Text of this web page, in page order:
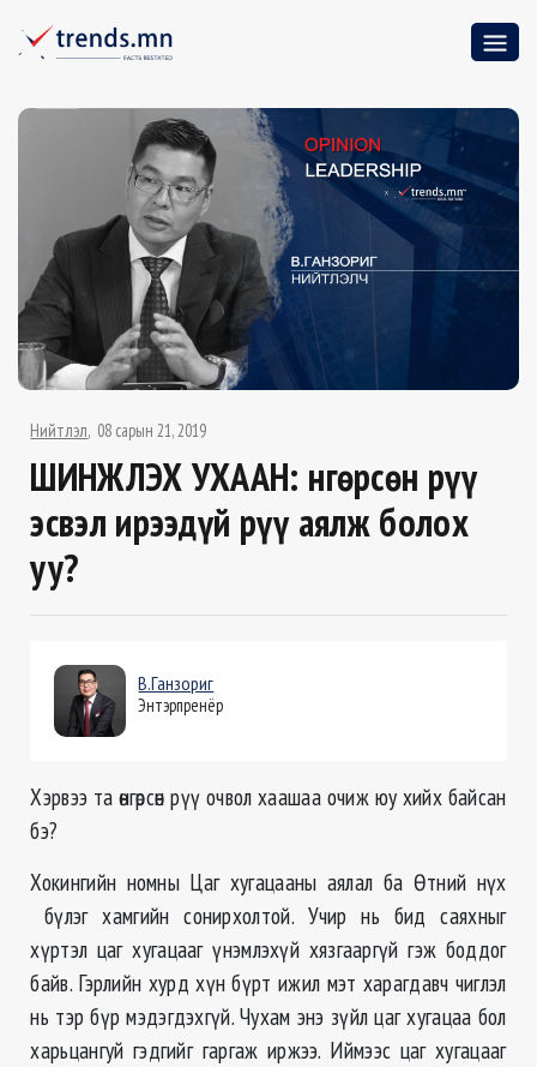
Нийтлэл 08 сарын 21, 2019
ШИНЖЛЭХ УХААН: Өнгөрсөн рүү
эсвэл ирээдүй рүү аялж болох
уу?
В.Ганзориг
Энтэрпренёр
Хэрвээ та өнгөрсөн рүү очвол хаашаа очиж юу хийх байсан
бэ?
Хокингийн номны Цаг хугацааны аялал ба Өтний нүх
бүлэг хамгийн сонирхолтой. Учир нь бид саяхныг
хүртэл цаг хугацааг үнэмлэхүй хязгааргүй гэж боддог
байв. Гэрлийн хурд хүн бүрт ижил мэт харагдавч чиглэл
нь тэр бүр мэдэгдэхгүй. Чухам энэ зүйл цаг хугацаа бол
харьцангуй гэдгийг гаргаж иржээ. Иймээс цаг хугацааг